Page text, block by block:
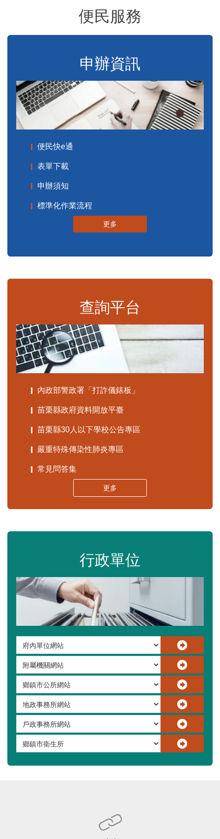
便民服務
申辦資訊
便民快e通
表單下載
申辦須知
標準化作業流程
更多
查詢平台
內政部警政署「打詐儀錶板」
苗栗縣政府資料開放平臺
苗栗縣30人以下學校公告專區
嚴重特殊傳染性肺炎專區
常見問答集
更多
行政單位